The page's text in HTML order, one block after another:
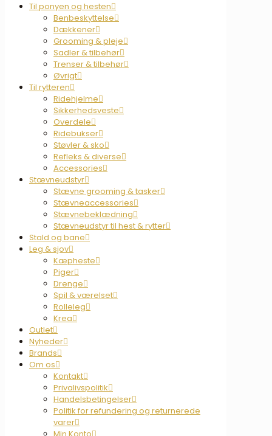
Til ponyen og hesten
Benbeskyttelse
Dækkener
Grooming & pleje
Sadler & tilbehør
Trenser & tilbehør
Øvrigt
Til rytteren
Ridehjelme
Sikkerhedsveste
Overdele
Ridebukser
Støvler & sko
Refleks & diverse
Accessories
Stævneudstyr
Stævne grooming & tasker
Stævneaccessories
Stævnebeklædning
Stævneudstyr til hest & rytter
Stald og bane
Leg & sjov
Kæpheste
Piger
Drenge
Spil & værelset
Rolleleg
Krea
Outlet
Nyheder
Brands
Om os
Kontakt
Privalivspolitik
Handelsbetingelser
Politik for refundering og returnerede
varer